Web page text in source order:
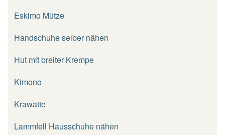
Eskimo Mütze
Handschuhe selber nähen
Hut mit breiter Krempe
Kimono
Krawatte
Lammfell Hausschuhe nähen